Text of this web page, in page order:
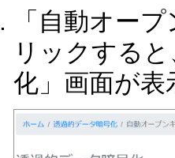
「自動オー
リックする
化」画面が